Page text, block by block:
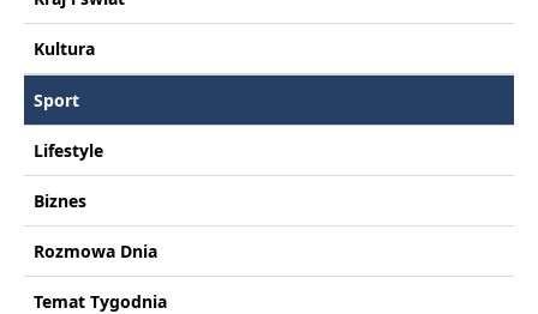
Kultura
Sport
Lifestyle
Biznes
Rozmowa Dnia
Temat Tygodnia